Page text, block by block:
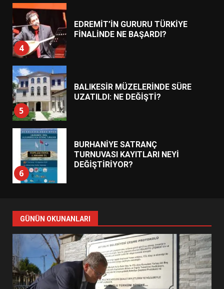
4
EDREMİT’İN GURURU TÜRKİYE
FİNALİNDE NE BAŞARDI?
5
BALIKESİR MÜZELERİNDE SÜRE
UZATILDI: NE DEĞİŞTİ?
6
BURHANİYE SATRANÇ
TURNUVASI KAYITLARI NEYİ
DEĞİŞTİRİYOR?
7
YENİ YÖNETİM NASIL
ŞEKİLLENDİ?
AYVALIK SU MİRASI İÇİN
HAREKETE GEÇİYOR: GÖZLER
GÜNÜN OKUNANLARI